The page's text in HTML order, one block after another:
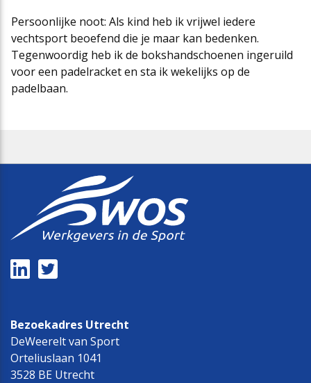
Persoonlijke noot: Als kind heb ik vrijwel iedere
vechtsport beoefend die je maar kan bedenken.
Tegenwoordig heb ik de bokshandschoenen ingeruild
voor een padelracket en sta ik wekelijks op de
padelbaan.
Bezoekadres Utrecht
DeWeerelt van Sport
Orteliuslaan 1041
3528 BE Utrecht
Updates CAO Sport 2026-2027
FAQ
Strategisch en Wendbaar Leiderschap in de Sport
Governance in de Sport
Thema’s
Het nieuwe pensioenstelsel
Raad van Toezicht
Vacatures